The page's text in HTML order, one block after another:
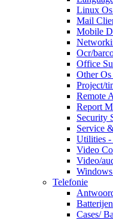
Linux
Mail
Mobile
Ocr/
Office
Other Os
Project/
Remote
Report
Security
Service
Utilities -
Video
Video/
Telefonie
Batterijen
Cases/